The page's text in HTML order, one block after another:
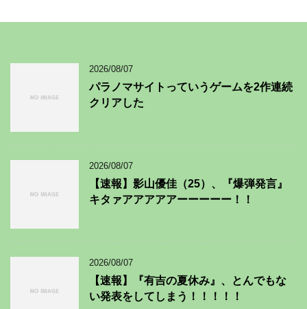
2026/08/07
パラノマサイトっていうゲームを2作連続
クリアした
2026/08/07
【速報】影山優佳（25）、『爆弾発言』
キタァアアアアアーーーーー！！
2026/08/07
【速報】『有吉の夏休み』、とんでもな
い発表をしてしまう！！！！！